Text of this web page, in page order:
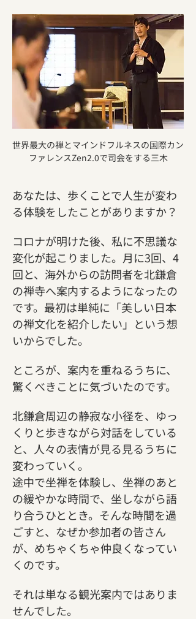
世界最大の禅とマインドフルネスの国際カン
ファレンスZen2.0で司会をする三木
あなたは、歩くことで人生が変わ
る体験をしたことがありますか？
コロナが明けた後、私に不思議な
変化が起こりました。月に3回、4
回と、海外からの訪問者を北鎌倉
の禅寺へ案内するようになったの
です。最初は単純に「美しい日本
の禅文化を紹介したい」という想
いからでした。
ところが、案内を重ねるうちに、
驚くべきことに気づいたのです。
北鎌倉周辺の静寂な小径を、ゆっ
くりと歩きながら対話をしている
と、人々の表情が見る見るうちに
変わっていく。
途中で坐禅を体験し、坐禅のあと
の緩やかな時間で、坐しながら語
り合うひととき。そんな時間を過
ごすと、なぜか参加者の皆さん
が、めちゃくちゃ仲良くなってい
くのです。
それは単なる観光案内ではありま
せんでした。